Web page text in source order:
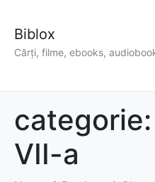
Biblox
Cărți, filme, ebooks,
categorie:
VII-a